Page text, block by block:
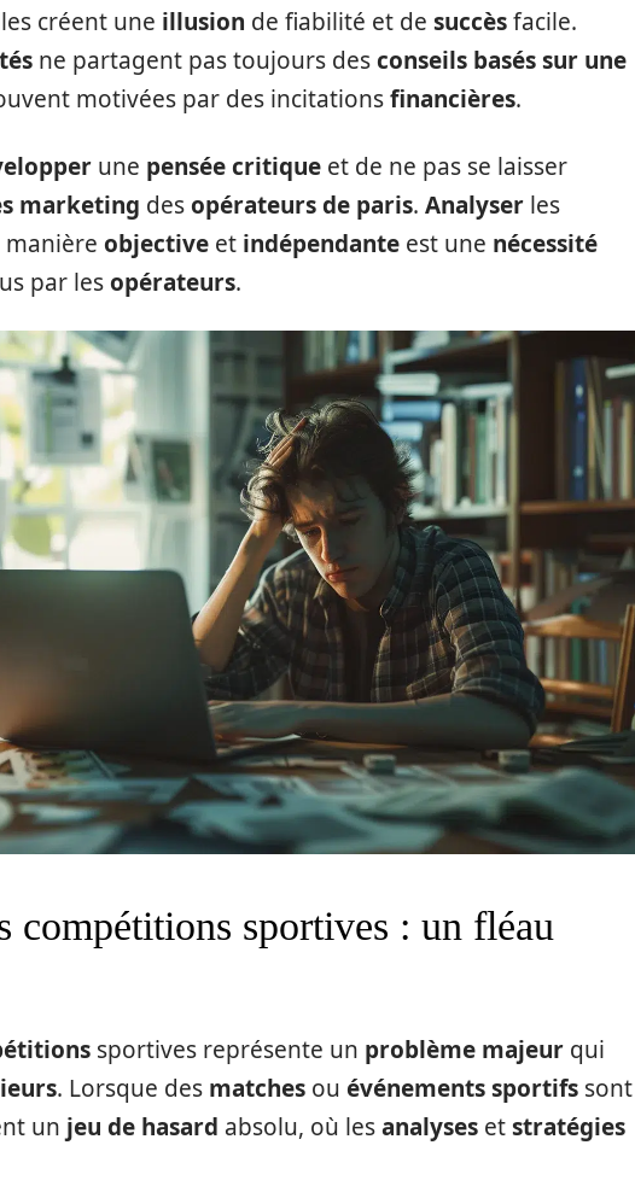
créent une illusion de fiabilité et de succèsfacile.
ne partagent pas toujours desconseils basés sur une
motivées par des incitationsfinancières.
une pensée critique et de ne pas se laisser
marketing desopérateurs de paris. Analyser les
manière objective et indépendante est une nécessité
par lesopérateurs.
compétitions sportives : un fléau
sportives représente un problème majeur qui
. Lorsque des matches ou événements sportifs sont
un jeu de hasard absolu, où lesanalyses etstratégies